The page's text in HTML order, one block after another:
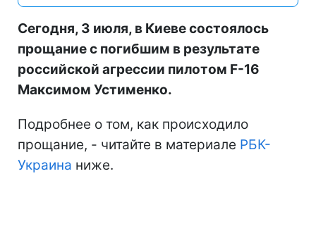
Сегодня, 3 июля, в Киеве состоялось
прощание с погибшим в результате
российской агрессии пилотом F-16
Максимом Устименко.
Подробнее о том, как происходило
прощание, - читайте в материале РБК-
Украина ниже.